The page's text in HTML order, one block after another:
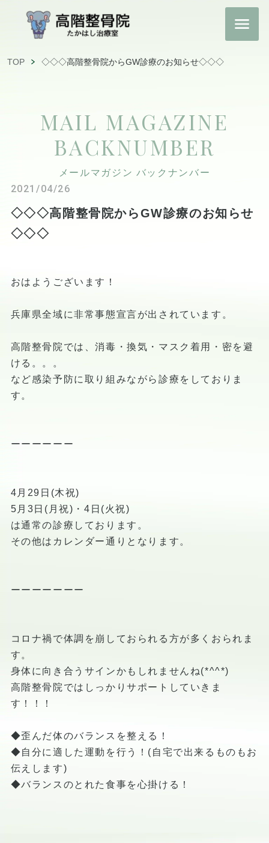
TOP ◇◇◇高階整骨院からGW診療のお知らせ◇◇◇
MAIL MAGAZINE
BACKNUMBER
メールマガジン バックナンバー
2021/04/26
◇◇◇高階整骨院からGW診療のお知らせ
◇◇◇
おはようございます！
兵庫県全域に非常事態宣言が出されています。
高階整骨院では、消毒・換気・マスク着用・密を避
ける。。。
など感染予防に取り組みながら診療をしておりま
す。
ーーーーーー
4月29日(木祝)
5月3日(月祝)・4日(火祝)
は通常の診療しております。
その他はカレンダー通りとなります。
ーーーーーーー
コロナ禍で体調を崩しておられる方が多くおられま
す。
身体に向き合うサインかもしれませんね(*^^*)
高階整骨院ではしっかりサポートしていきま
す！！！
◆歪んだ体のバランスを整える！
◆自分に適した運動を行う！(自宅で出来るものもお
伝えします)
◆バランスのとれた食事を心掛ける！